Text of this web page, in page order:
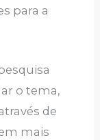
para a
o tema,
de
mais